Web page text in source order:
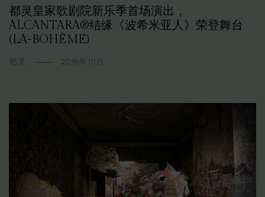
都灵皇家歌剧院新乐季首场演出，
ALCANTARA®结缘《波希米亚人》荣登舞台
(LA-BOHÈME)
都灵 2016年10月